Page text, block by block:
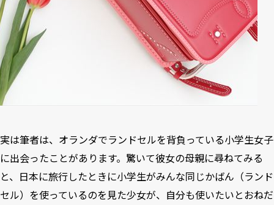
実は筆者は、オランダでランドセルを背負っている小学生女子
に出会ったことがあります。驚いて彼女の母親に尋ねてみる
と、日本に旅行したときに小学生がみんな同じかばん（ランド
セル）を使っているのを見た少女が、自分も使いたいとおねだ